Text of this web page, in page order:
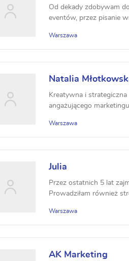
Od dekady zdobywam
eventów, przez pisanie
Warszawa
Natalia
Kreatywna i
angażującego
Warszawa
Julia
Przez ostatnich 5 lat
Prowadziłam również
Warszawa
AK Marketing